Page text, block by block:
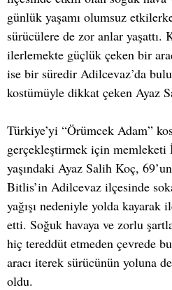
günlük yaşamı olumsuz
sürücülere de zor anlar yaşattı.
ilerlemekte güçlük çeken bir
ise bir süredir Adilcevaz’da
kostümüyle dikkat çeken Ayaz
Türkiye’yi “Örümcek Adam”
gerçekleştirmek için memleketi
yaşındaki Ayaz Salih Koç,
Bitlis’in Adilcevaz ilçesinde
yağışı nedeniyle yolda kayarak
etti. Soğuk havaya ve zorlu
hiç tereddüt etmeden çevrede
aracı iterek sürücünün yoluna
oldu.